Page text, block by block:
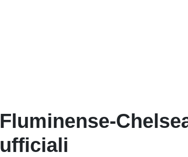
Fluminense-
ufficiali